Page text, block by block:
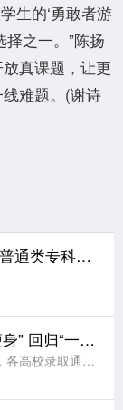
生的‘勇敢者游
之一。”陈扬
真课题，让更
难题。(谢诗
江苏省2026年普通高校招生普通类专科批次征求志愿投档线
江苏多所高校录取通知书“瘦身” 回归“一页纸”
随着2026年高招录取工作的收尾，各高校录取通知书开始陆续寄送到考生手中。据《扬子晚报》报道，江苏多所高校今年大幅简化了录取通知书的设计，普遍采用“一页纸”的简约形式，同时在有限的纸面上融入各校特色元